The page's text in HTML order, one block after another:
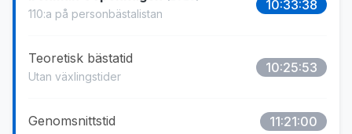
110:a på personbästalistan
10:33:38
Teoretisk bästatid
Utan växlingstider
10:25:53
Genomsnittstid 11:21:00